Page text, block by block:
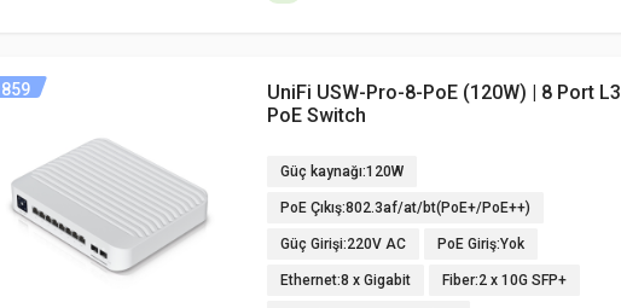
UniFi USW-Pro-8-PoE (120W) | 8 Port L3
PoE Switch
Güç kaynağı:120W
PoE Çıkış:802.3af/at/bt(PoE+/PoE++)
Güç Girişi:220V AC PoE Giriş:Yok
Ethernet:8 x Gigabit Fiber:2 x 10G SFP+